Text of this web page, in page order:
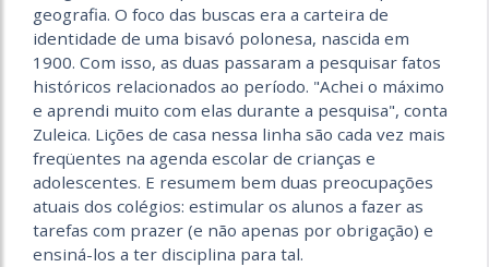
geografia. O foco das buscas era a carteira de
identidade de uma bisavó polonesa, nascida em
1900. Com isso, as duas passaram a pesquisar fatos
históricos relacionados ao período. "Achei o máximo
e aprendi muito com elas durante a pesquisa", conta
Zuleica. Lições de casa nessa linha são cada vez mais
freqüentes na agenda escolar de crianças e
adolescentes. E resumem bem duas preocupações
atuais dos colégios: estimular os alunos a fazer as
tarefas com prazer (e não apenas por obrigação) e
ensiná-los a ter disciplina para tal.